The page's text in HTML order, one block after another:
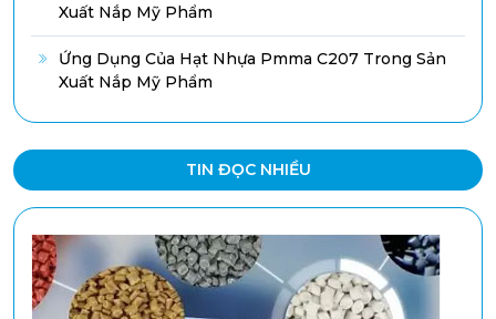
Xuất Nắp Mỹ Phẩm
Ứng Dụng Của Hạt Nhựa Pmma C207 Trong Sản
Xuất Nắp Mỹ Phẩm
TIN ĐỌC NHIỀU